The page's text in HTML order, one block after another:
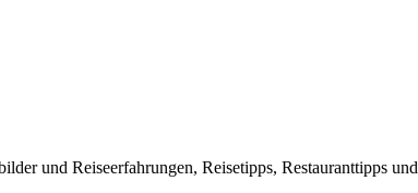
und Reiseerfahrungen, Reisetipps, Restauranttipps